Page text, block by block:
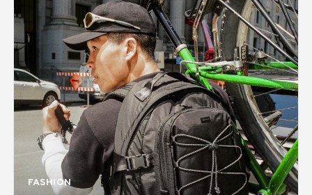
FASHION